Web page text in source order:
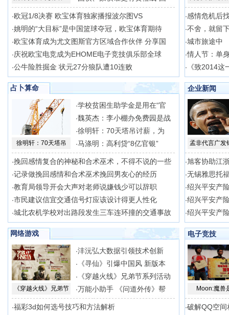
·欧冠1/8决赛 欧宝体育独家播报波尔图VS
·姚明的“大目标”是中国篮球夺冠，欧宝体育期待
·欧宝体育成为尤文图斯官方区域合作伙伴 分享国
·庆祝欧宝电竞成为EHOME电子竞技俱乐部全球
·公牛险胜掘金 状元27分狼队遭10连败
·感情危机后
·不舍，就留
·城市旅途中
·情人节：单
· 《致2014这
占卜算命
徐明轩：70天塔吊
·学校贫困生助学金是用在“官
·魏英杰：李小棚办免费园是战
·徐明轩：70天塔吊讨薪，为
·马涤明：高利贷“8亿官银”
·挽回感情复合的神秘和合术巫术，不得不说的一些
·记录做挽回感情和合术巫术挽回男友心的经历
·教育局领导开会大声对老师说嫌钱少可以辞职
·市民建议信宜交通信号灯应该设计得更人性化
·城北农机学校对出路段发生三车连环撞的交通事故
企业新闻
孟非代言广发
·旭客协助江
·无锡雅思托
·绍兴平安产
·绍兴平安产
·绍兴平安产
网络游戏
《穿越火线》兄弟节
·沣沅弘大数据引领技术创新
· 《寻仙》引爆中国风 新版本
· 《穿越火线》兄弟节系列活动
·万能小助手 《问道外传》帮
·福彩3d如何选号技巧和方法解析
电子竞技
Moon:魔兽
·破解QQ空